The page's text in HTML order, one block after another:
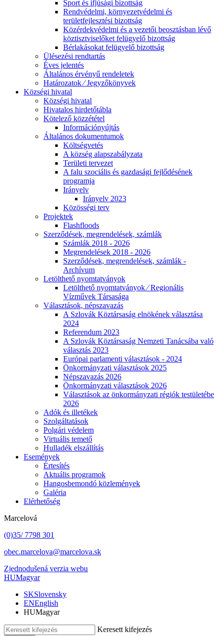
Sport és ifjúsági bizottság
Rendvédelmi, környezetvédelmi és
területfejlesztési bizottság
Közérdekvédelmi és a vezetői beosztásban lévő
köztisztviselőket felügyelő bizottság
Bérlakásokat felügyelő bizottság
Ülésezési rendtartás
Éves jelentés
Általános érvényű rendeletek
Határozatok ⁄ Jegyzőkönyvek
Községi hivatal
Községi hivatal
Hivatalos hirdetőtábla
Kötelező közzététel
Információnyújtás
Általános dokumentumok
Költségvetés
A község alapszabályzata
Területi tervezet
A falu szociális és gazdasági fejlődésének
programja
Irányelv
Irányelv 2023
Közösségi terv
Projektek
Flashfloods
Szerződések, megrendelések, számlák
Számlák 2018 - 2026
Megrendelések 2018 - 2026
Szerződések, megrendelések, számlák -
Archívum
Letölthető nyomtatványok
Letölthető nyomtatványok ⁄ Regionális
Vízművek Társasága
Választások, népszavazás
A Szlovák Köztársaság elnökének választása
2024
Referendum 2023
A Szlovák Köztársaság Nemzeti Tanácsába való
választás 2023
Európai parlamenti választások - 2024
Önkormányzati választások 2025
Népszavazás 2026
Önkormányzati választások 2026
Választások az önkormányzati régiók testületébe
2026
Adók és illetékek
Szolgáltatások
Polgári védelem
Virtuális temető
Hulladék elszállítás
Események
Értesítés
Aktuális programok
Hangosbemondó közlemények
Galéria
Elérhetőség
Marcelová
(0)35/ 7798 301
obec.marcelova@marcelova.sk
Zjednodušená verzia webu
HUMagyar
SKSlovensky
ENEnglish
HUMagyar
Keresett kifejezés